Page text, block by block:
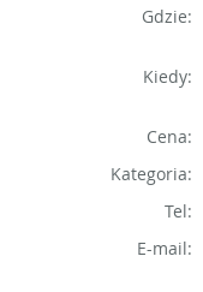
Gdzie:
Kiedy:
Cena:
Kategoria:
Tel:
E-mail: